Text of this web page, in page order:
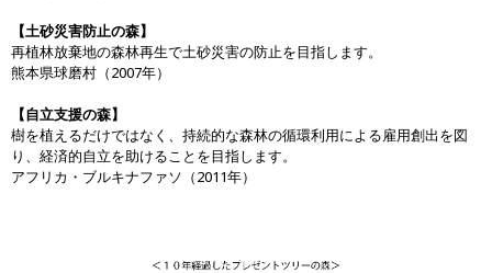
【土砂災害防止の森】
再植林放棄地の森林再生で土砂災害の防止を目指します。
熊本県球磨村（2007年）
【自立支援の森】
樹を植えるだけではなく、持続的な森林の循環利用による雇用創出を図
り、経済的自立を助けることを目指します。
アフリカ・ブルキナファソ（2011年）